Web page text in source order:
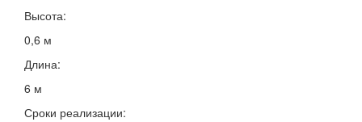
Высота:
0,6 м
Длина:
6 м
Сроки реализации: